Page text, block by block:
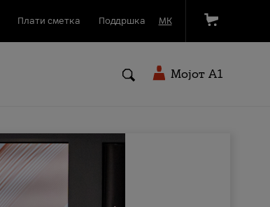
Плати сметка Поддршка МК
Мојот A1